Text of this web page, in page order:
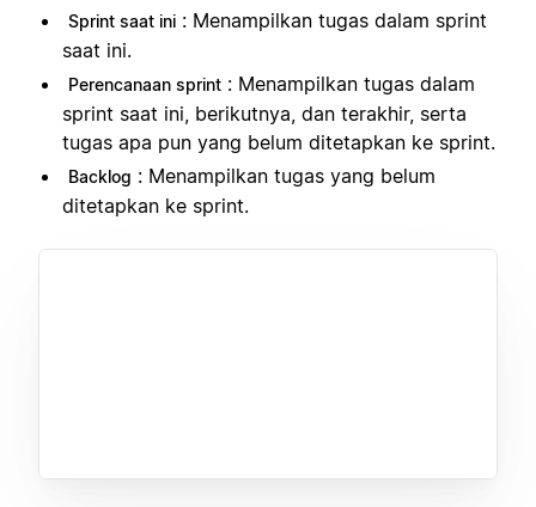
Sprint saat ini : Menampilkan tugas dalam sprint
saat ini.
Perencanaan sprint : Menampilkan tugas dalam
sprint saat ini, berikutnya, dan terakhir, serta
tugas apa pun yang belum ditetapkan ke sprint.
Backlog : Menampilkan tugas yang belum
ditetapkan ke sprint.